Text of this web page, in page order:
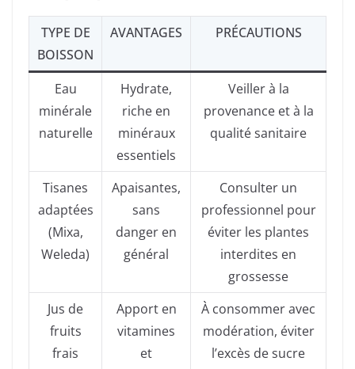
TYPE DE
BOISSON
AVANTAGES PRÉCAUTIONS
Eau
minérale
naturelle
Hydrate,
riche en
minéraux
essentiels
Veiller à la
provenance et à la
qualité sanitaire
Tisanes
adaptées
(Mixa,
Weleda)
Apaisantes,
sans
danger en
général
Consulter un
professionnel pour
éviter les plantes
interdites en
grossesse
Jus de
fruits
frais
Apport en
vitamines
et
À consommer avec
modération, éviter
l’excès de sucre